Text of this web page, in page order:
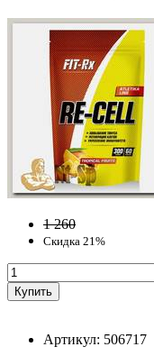
1 260
Скидка 21%
Артикул: 506717